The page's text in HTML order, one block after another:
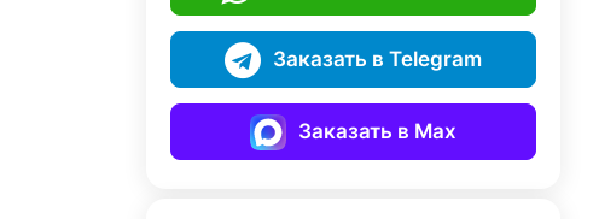
Заказать в Telegram
Заказать в Max